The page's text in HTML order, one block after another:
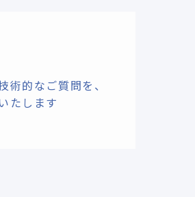
術的なご質問を、
たします